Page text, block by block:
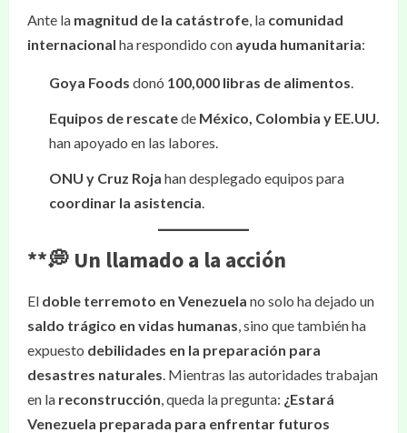
Ante la magnitud de la catástrofe, la comunidad
internacional ha respondido con ayuda humanitaria:
Goya Foods donó 100,000 libras de alimentos.
Equipos de rescatede México, Colombia y EE.UU.
han apoyado en las labores.
ONU y Cruz Roja han desplegado equipos para
coordinar la asistencia.
**💭 Un llamado a la acción
El doble terremoto en Venezuela no solo ha dejado un
saldo trágico en vidas humanas, sino que también ha
expuesto debilidades en la preparación para
desastres naturales. Mientras las autoridades trabajan
en la reconstrucción, queda la pregunta: ¿Estará
Venezuela preparada para enfrentar futuros